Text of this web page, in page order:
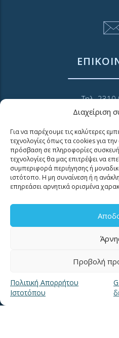
Διαχείριση
Για να παρέχουμε τις καλύτερες
τεχνολογίες όπως τα cookies για
πρόσβαση σε πληροφορίες
τεχνολογίες θα μας επιτρέψει να
συμπεριφορά περιήγησης ή
ιστότοπο. Η μη συναίνεση ή η
επηρεάσει αρνητικά ορισμένα
Προβολή
Πολιτική Απορρήτου
Ιστοτόπου
Τηλ. 2310
Φαξ.
για
Επικοινωνία
Επικοινωνία